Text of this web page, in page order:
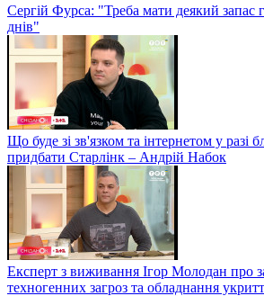
Сергій Фурса: "Треба мати деякий запас
днів"
Що буде зі зв'язком та інтернетом у разі
придбати Старлінк – Андрій Набок
Експерт з виживання Ігор Молодан про
техногенних загроз та обладнання